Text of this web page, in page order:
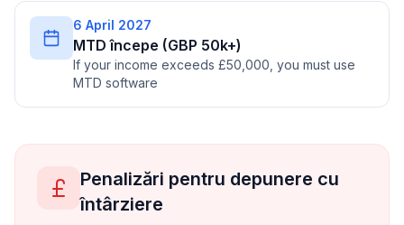
6 April 2027
MTD începe (GBP 50k+)
If your income exceeds £50,000, you must use
MTD software
Penalizări pentru depunere cu
întârziere